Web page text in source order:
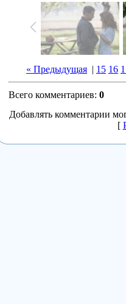
« Предыдущая | 15 16
Всего комментариев: 0
Добавлять комментарии
[